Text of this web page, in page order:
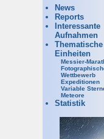
News
Reports
Interessante
Aufnahmen
Thematische
Einheiten
Messier-
Wettbewerb
Expeditionen
Variable
Meteore
Statistik